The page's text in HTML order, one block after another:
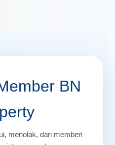
BN
menolak, dan memberi